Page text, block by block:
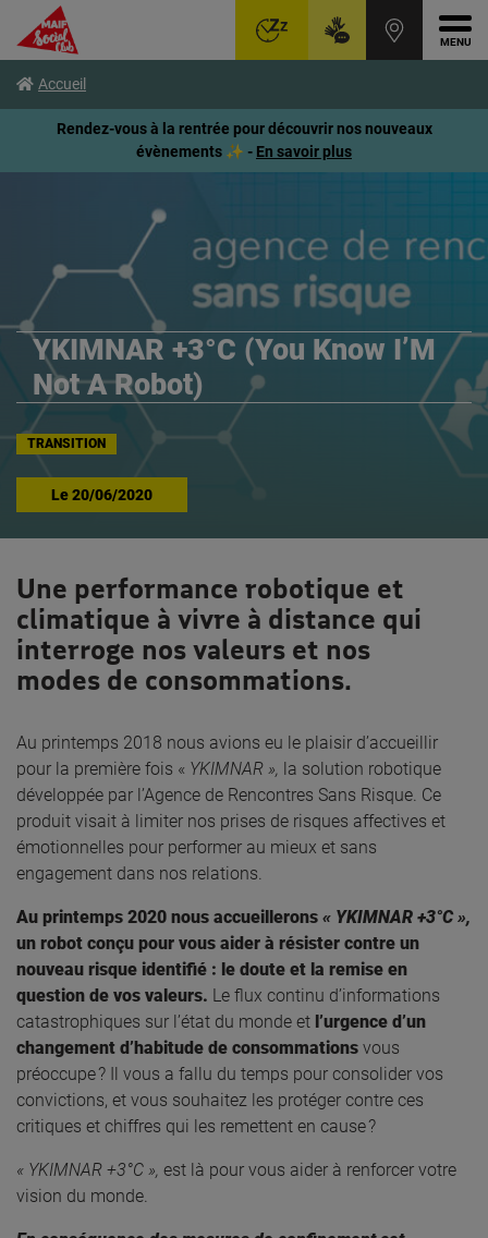
contenu
page
Accueil
Rendez-vous à la rentrée pour découvrir nos nouveaux
évènements ✨ - En savoir plus
YKIMNAR +3°C (You Know I’M
Not A Robot)
TRANSITION
Le20/06/2020
Une performance robotique et
climatique à vivre à distance qui
interroge nos valeurs et nos
modes de consommations.
Au printemps 2018 nous avions eu le plaisir d’accueillir
pour la première fois « YKIMNAR », la solution robotique
développée par l’Agence de Rencontres Sans Risque. Ce
produit visait à limiter nos prises de risques affectives et
émotionnelles pour performer au mieux et sans
engagement dans nos relations.
Au printemps 2020 nous accueillerons « YKIMNAR +3°C »,
un robot conçu pour vous aider à résister contre un
nouveau risque identifié : le doute et la remise en
question de vos valeurs. Le flux continu d’informations
catastrophiques sur l’état du monde et l’urgence d’un
changement d’habitude de consommations vous
préoccupe ? Il vous a fallu du temps pour consolider vos
convictions, et vous souhaitez les protéger contre ces
critiques et chiffres qui les remettent en cause ?
« YKIMNAR +3°C », est là pour vous aider à renforcer votre
vision du monde.